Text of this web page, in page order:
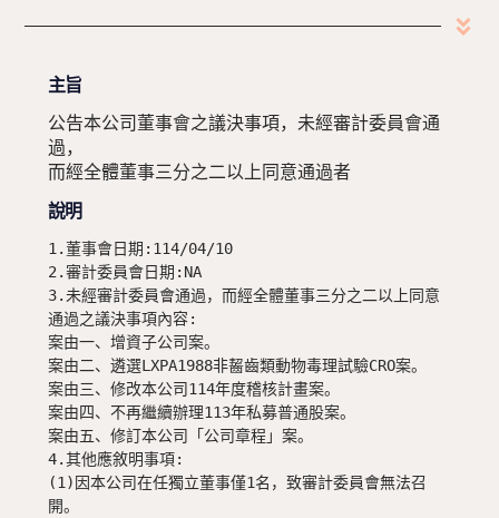
主旨
公告本公司董事會之議決事項，未經審計委員會通
過，
而經全體董事三分之二以上同意通過者
說明
1.董事會日期:114/04/10
2.審計委員會日期:NA
3.未經審計委員會通過，而經全體董事三分之二以上同意
通過之議決事項內容:
案由一、增資子公司案。
案由二、遴選LXPA1988非齧齒類動物毒理試驗CRO案。
案由三、修改本公司114年度稽核計畫案。
案由四、不再繼續辦理113年私募普通股案。
案由五、修訂本公司「公司章程」案。
4.其他應敘明事項:
(1)因本公司在任獨立董事僅1名，致審計委員會無法召
開。